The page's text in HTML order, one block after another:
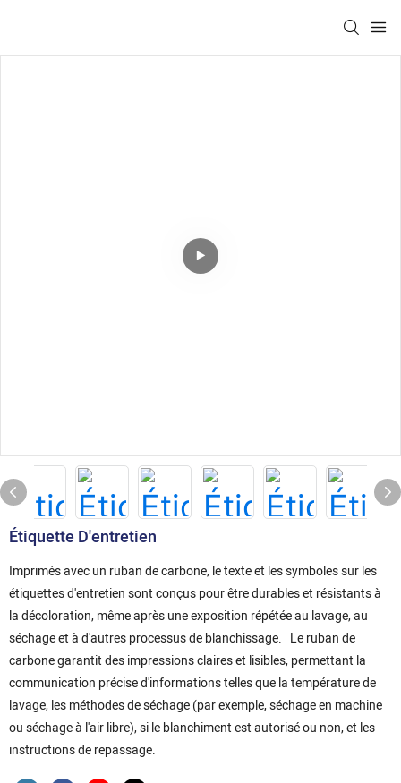
Étiquette D'entretien
Imprimés avec un ruban de carbone, le texte et les symboles sur les
étiquettes d'entretien sont conçus pour être durables et résistants à
la décoloration, même après une exposition répétée au lavage, au
séchage et à d'autres processus de blanchissage. Le ruban de
carbone garantit des impressions claires et lisibles, permettant la
communication précise d'informations telles que la température de
lavage, les méthodes de séchage (par exemple, séchage en machine
ou séchage à l'air libre), si le blanchiment est autorisé ou non, et les
instructions de repassage.